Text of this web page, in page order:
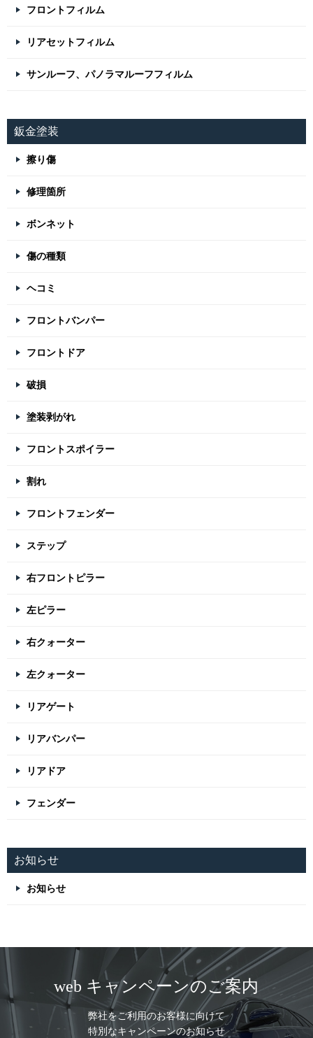
フロントフィルム
リアセットフィルム
サンルーフ、パノラマルーフフィルム
鈑金塗装
擦り傷
修理箇所
ボンネット
傷の種類
ヘコミ
フロントバンパー
フロントドア
破損
塗装剥がれ
フロントスポイラー
割れ
フロントフェンダー
ステップ
右フロントピラー
左ピラー
右クォーター
左クォーター
リアゲート
リアバンパー
リアドア
フェンダー
お知らせ
お知らせ
web キャンペーンのご案内
弊社をご利用のお客様に向けて
特別なキャンペーンのお知らせ